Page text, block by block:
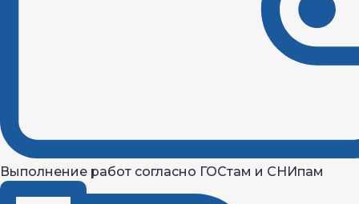
Выполнение работ согласно ГОСтам и СНИпам